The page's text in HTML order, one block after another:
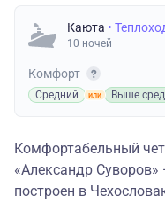
Каюта •
10 ночей
Комфорт
Средний Выше
Комфортабельный
«Александр Суворов»
построен в